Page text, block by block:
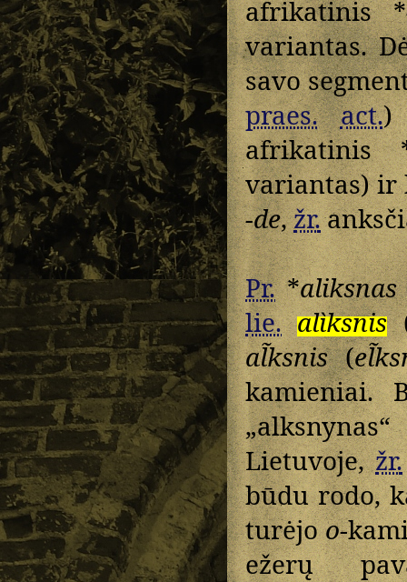
afrikatinis *
variantas.
savo
praes.
act.)
afrikatinis
variantas) ir
-de,žr.
Pr.*aliksnas
lie. alìksnis
al̃ksnis(
kamieniai.
Lietuvoje,žr.
būdu rodo,
turėjoo-
ežerų